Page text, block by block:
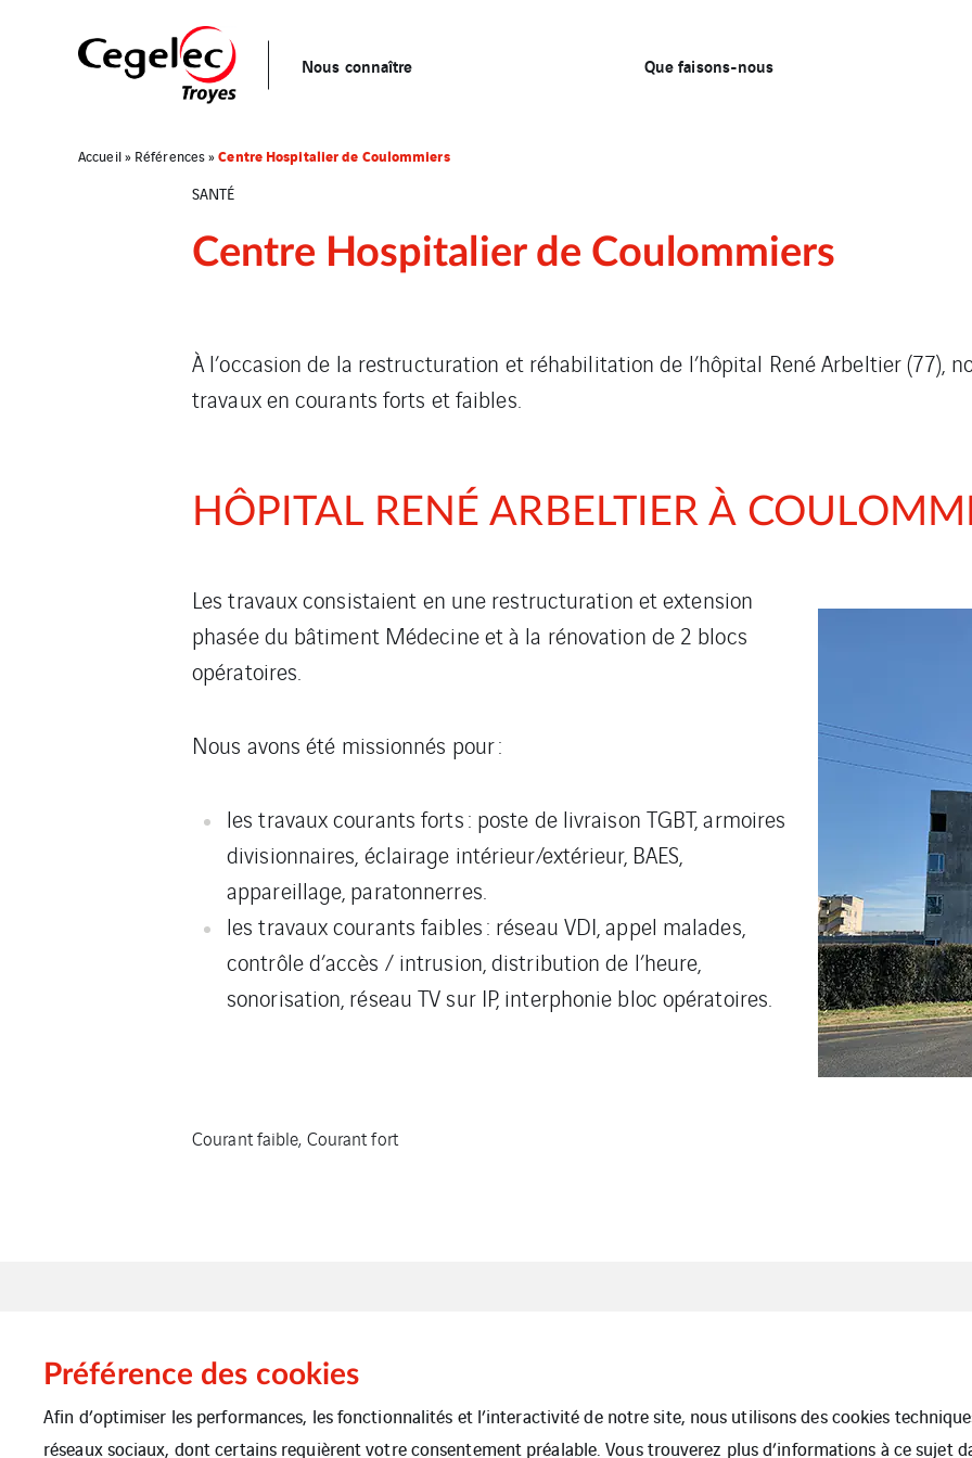
Nous connaître Que faisons-nous
Accueil» Références»Centre Hospitalier de Coulommiers
SANTÉ
Centre Hospitalier de Coulommiers
À l’occasion de la restructuration et réhabilitation de l’hôpital René Arbeltier (77),
travaux en courants forts et faibles.
HÔPITAL RENÉ ARBELTIER À
Les travaux consistaient en une restructuration et extension
phasée du bâtiment Médecine et à la rénovation de 2 blocs
opératoires.
Nous avons été missionnés pour :
les travaux courants forts : poste de livraison TGBT, armoires
divisionnaires, éclairage intérieur/extérieur, BAES,
appareillage, paratonnerres.
les travaux courants faibles : réseau VDI, appel malades,
contrôle d’accès / intrusion, distribution de l’heure,
sonorisation, réseau TV sur IP, interphonie bloc opératoires.
Courant faible, Courant fort
Préférence des cookies
Afin d’optimiser les performances, les fonctionnalités et l’interactivité de notre site, nous utilisons des cookies
réseaux sociaux, dont certains requièrent votre consentement préalable. Vous trouverez plus d’informations à ce sujet